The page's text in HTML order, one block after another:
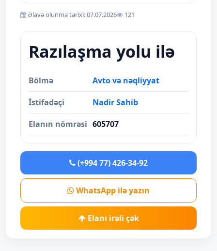
Əlavə olunma tarixi: 07.07.2026 121
Razılaşma yolu ilə
Bölmə Avto və nəqliyyat
İstifadəçi Nadir Sahib
Elanın nömrəsi 605707
(+994 77) 426-34-92
WhatsApp ilə yazın
Elanı irəli çək